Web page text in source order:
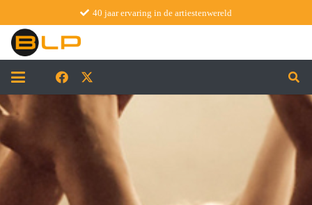
40 jaar ervaring in de artiestenwereld